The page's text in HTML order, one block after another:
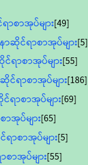
ာစာအုပ်များ[49]
ဆိုင်ရာစာအုပ်များ[5]
ာစာအုပ်များ[55]
ရာစာအုပ်များ[186]
ရာစာအုပ်များ[69]
အုပ်များ[65]
ရာစာအုပ်များ[5]
စာအုပ်များ[55]